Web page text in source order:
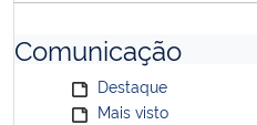
Comunicação
Destaque
Mais visto